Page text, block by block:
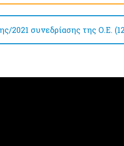
2021 συνεδρίασης της Ο.Ε.